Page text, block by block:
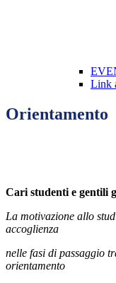
Link
Orientamento
Cari studenti e gentili
La motivazione allo
accoglienza
nelle fasi di passaggio
orientamento